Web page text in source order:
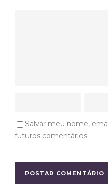
Salvar meu nome,
futuros comentários.